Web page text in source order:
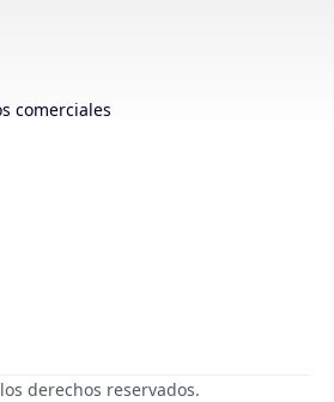
comerciales
derechos reservados.